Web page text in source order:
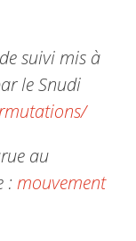
suivi mis à
le Snudi
au
: mouvement